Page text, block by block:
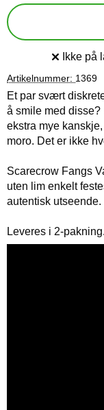
Ikke på
Artikelnummer: 1369
Et par svært
å smile med disse?
ekstra mye
moro. Det er ikke
Scarecrow Fangs
uten lim enkelt
autentisk utseende.
Leveres i 2-pakning.